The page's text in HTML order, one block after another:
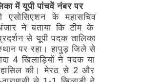
मेंयूपीपांचवेंनंबरपर
एसोसिएशन के महासचिव
ने बताया कि टीम के
से यूपीपदक तालिका
पर रहा। हापुड़जिले से
4 खिलाड़ियोंने पदकया
हासिल की। मेरठ से2 और